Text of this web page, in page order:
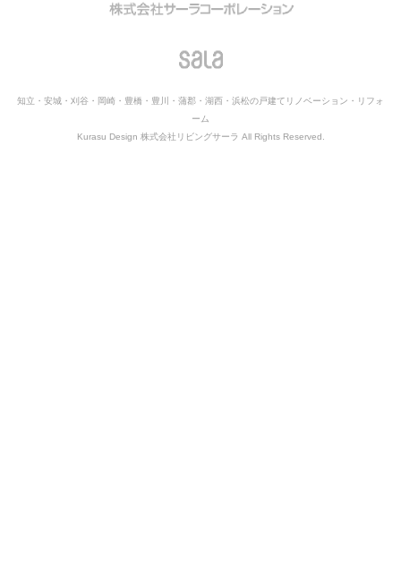
知立・安城・刈谷・岡崎・豊橋・豊川・蒲郡・湖西・浜松の戸建てリノベーション・リフォ
ーム
Kurasu Design 株式会社リビングサーラ All Rights Reserved.